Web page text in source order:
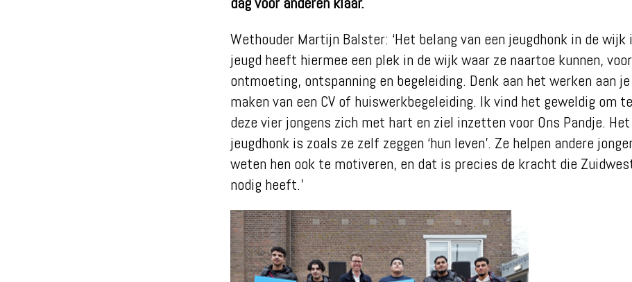
Wethouder Martijn Balster: ‘Het belang van een jeugdhonk in de wijk
jeugd heeft hiermee een plek in de wijk waar ze naartoe kunnen, voor
ontmoeting, ontspanning en begeleiding. Denk aan het werken aan
maken van een CV of huiswerkbegeleiding. Ik vind het geweldig om
deze vier jongens zich met hart en ziel inzetten voor Ons Pandje.
jeugdhonk is zoals ze zelf zeggen ‘hun leven’. Ze helpen andere
weten hen ook te motiveren, en dat is precies de kracht die
nodig heeft.’